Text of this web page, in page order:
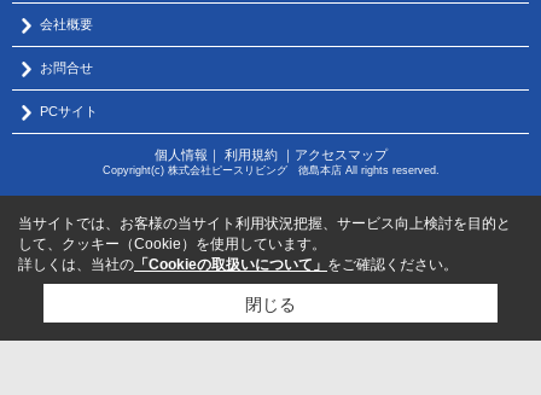
会社概要
お問合せ
PCサイト
個人情報 利用規約｜ アクセスマップ
Copyright(c) 株式会社ピースリビング 徳島本店 All rights reserved.
当サイトでは、お客様の当サイト利用状況把握、サービス向上検討を目的と
して、クッキー（Cookie）を使用しています。
詳しくは、当社の 「Cookieの取扱いについて」 をご確認ください。
閉じる